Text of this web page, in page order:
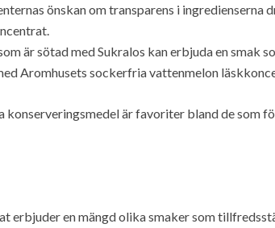
önskan om transparens i ingredienserna
är sötad med Sukralos kan erbjuda en smak
Aromhusets sockerfria vattenmelon
konserveringsmedel är favoriter bland de som
erbjuder en mängd olika smaker som